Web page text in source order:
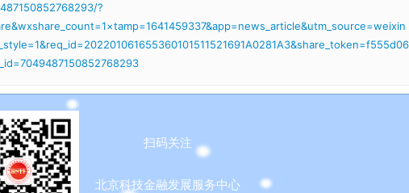
?
扫码关注
北京科技金融发展服务中心